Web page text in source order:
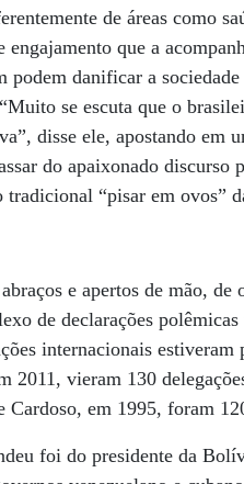
de áreas como
que a
danificar a
se escuta que o
disse ele, apostando em
do apaixonado
“pisar em ovos”
e apertos de mão,
de declarações
internacionais
2011, vieram 130
Cardoso, em 1995, foram
foi do presidente da